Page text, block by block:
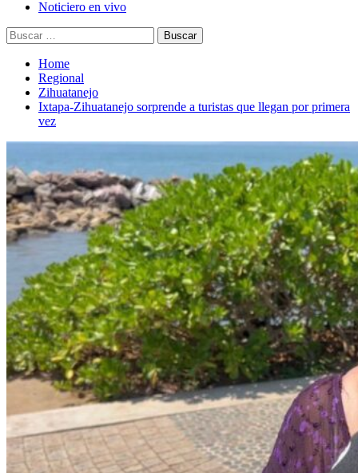
Noticiero en vivo
Buscar:
Home
Regional
Zihuatanejo
Ixtapa‑Zihuatanejo sorprende a turistas que llegan por primera
vez